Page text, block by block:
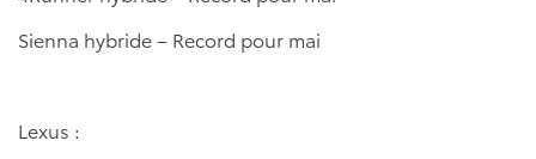
Sienna hybride – Record pour mai
Lexus :